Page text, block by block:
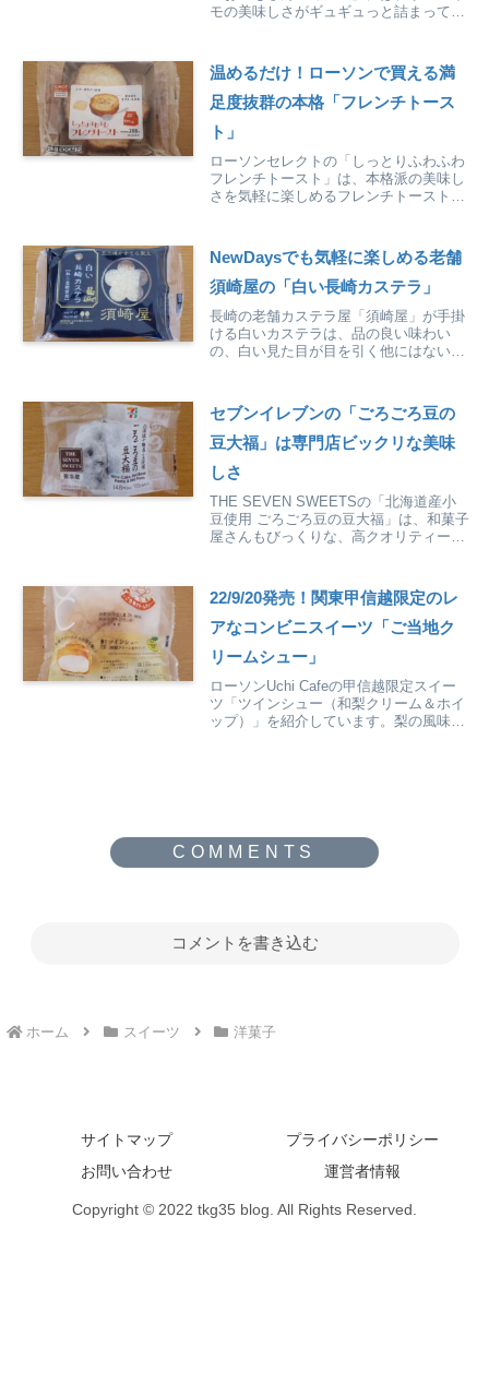
モの美味しさがギュギュっと詰まってい
温めるだけ！ローソンで買える満
足度抜群の本格「フレンチトース
ト」
ローソンセレクトの「しっとりふわふわ
フレンチトースト」は、本格派の美味し
さを気軽に楽しめるフレンチトーストで
NewDaysでも気軽に楽しめる老舗
須崎屋の「白い長崎カステラ」
長崎の老舗カステラ屋「須崎屋」が手掛
ける白いカステラは、品の良い味わい
の、白い見た目が目を引く他にはないカ
セブンイレブンの「ごろごろ豆の
豆大福」は専門店ビックリな美味
しさ
THE SEVEN SWEETSの「北海道産小
豆使用 ごろごろ豆の豆大福」は、和菓子
屋さんもびっくりな、高クオリティーな
22/9/20発売！関東甲信越限定のレ
アなコンビニスイーツ「ご当地ク
リームシュー」
ローソンUchi Cafeの甲信越限定スイー
ツ「ツインシュー（和梨クリーム＆ホイ
ップ）」を紹介しています。梨の風味し
コメントを書き込む
ホーム スイーツ 洋菓子
サイトマップ
プライバシーポリシー
お問い合わせ
運営者情報
Copyright © 2022 tkg35 blog. All Rights Reserved.